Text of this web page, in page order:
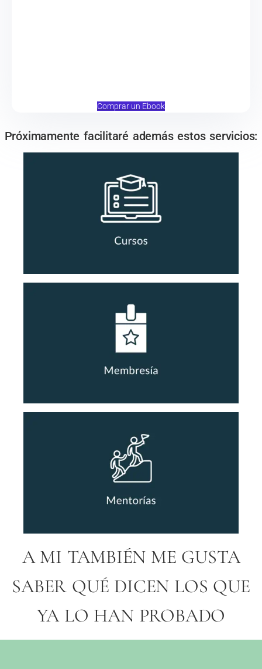
Comprar un Ebook
Próximamente facilitaré además estos servicios:
A MI TAMBIÉN ME GUSTA
SABER QUÉ DICEN LOS QUE
YA LO HAN PROBADO